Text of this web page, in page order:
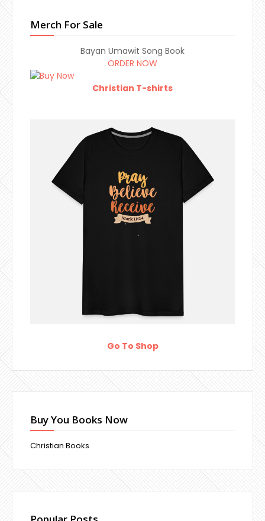
Merch For Sale
Bayan Umawit Song Book
ORDER NOW
Christian T-shirts
Go To Shop
Buy You Books Now
Christian Books